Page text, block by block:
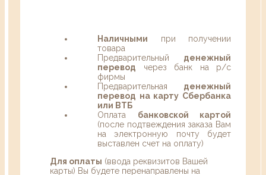
Наличными при получении
товара
Предварительный денежный
перевод через банк на р/с
фирмы
Предварительная денежный
перевод на карту Сбербанка
или ВТБ
Оплата банковской картой
(после подтвеждения заказа Вам
на электронную почту будет
выставлен счет на оплату)
Для оплаты (ввода реквизитов Вашей
карты) Вы будете перенаправлены на